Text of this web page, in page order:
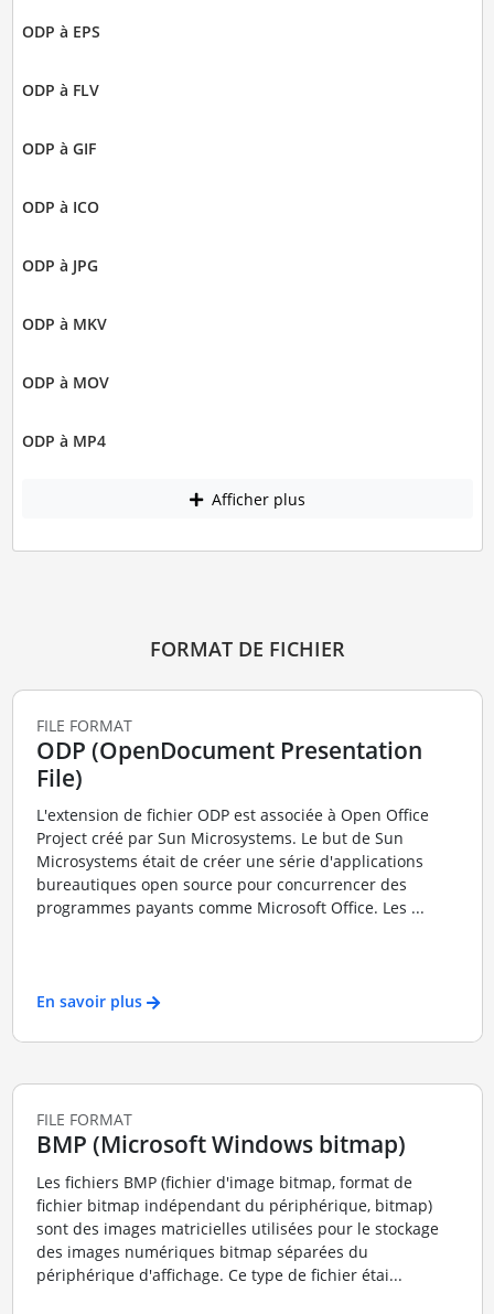
ODP à EPS
ODP à FLV
ODP à GIF
ODP à ICO
ODP à JPG
ODP à MKV
ODP à MOV
ODP à MP4
Afficher plus
FORMAT DE FICHIER
FILE FORMAT
ODP (OpenDocument Presentation
File)
L'extension de fichier ODP est associée à Open Office
Project créé par Sun Microsystems. Le but de Sun
Microsystems était de créer une série d'applications
bureautiques open source pour concurrencer des
programmes payants comme Microsoft Office. Les ...
En savoir plus
FILE FORMAT
BMP (Microsoft Windows bitmap)
Les fichiers BMP (fichier d'image bitmap, format de
fichier bitmap indépendant du périphérique, bitmap)
sont des images matricielles utilisées pour le stockage
des images numériques bitmap séparées du
périphérique d'affichage. Ce type de fichier étai...